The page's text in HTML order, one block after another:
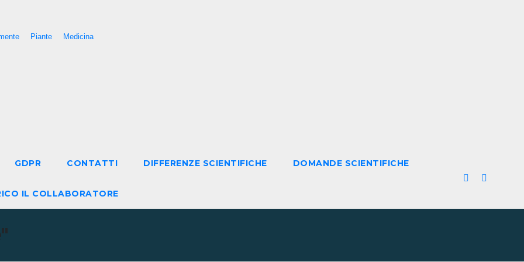
Piante Medicina
GDPR CONTATTI DIFFERENZE SCIENTIFICHE DOMANDE SCIENTIFICHE
IL COLLABORATORE